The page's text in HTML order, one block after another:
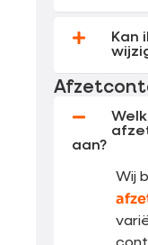
Kan
aan?
Wij